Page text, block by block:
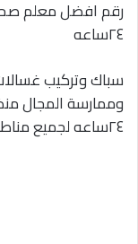
رقم افضل معلم
٢٤ساعه
سباك وتركيب
وممارسة المجال
٢٤ساعه لجميع مناطق الكويت